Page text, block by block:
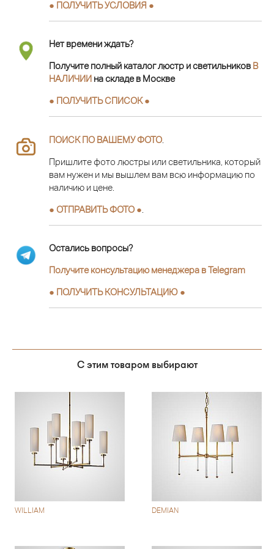
● ПОЛУЧИТЬ УСЛОВИЯ ●
Нет времени ждать?
Получите полный каталог люстр и светильников В
НАЛИЧИИ на складе в Москве
● ПОЛУЧИТЬ СПИСОК ●
ПОИСК ПО ВАШЕМУ ФОТО
Пришлите фото люстры или светильника, который
вам нужен и мы вышлем вам всю информацию по
наличию и цене.
● ОТПРАВИТЬ ФОТО ●
Остались вопросы?
Получите консультацию менеджера в Telegram
● ПОЛУЧИТЬ КОНСУЛЬТАЦИЮ ●
С этим товаром выбирают
WILLIAM DEMIAN